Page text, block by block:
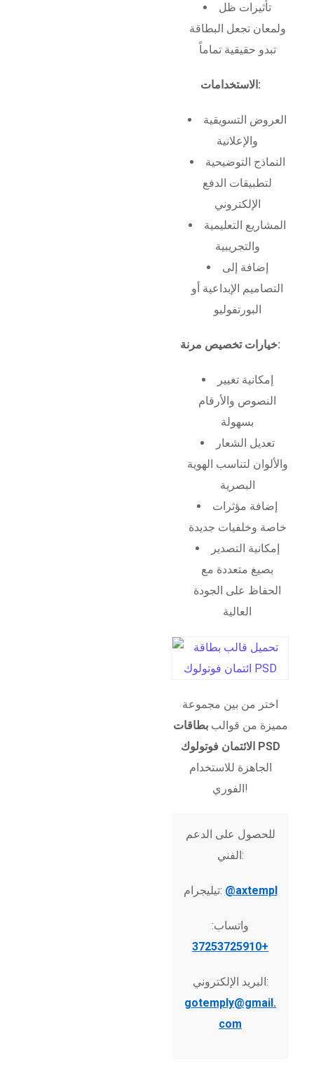
تأثيرات ظل
ولمعان تجعل البطاقة
تبدو حقيقية تماماً
الاستخدامات:
العروض التسويقية
والإعلانية
النماذج التوضيحية
لتطبيقات الدفع
الإلكتروني
المشاريع التعليمية
والتجريبية
إضافة إلى
التصاميم الإبداعية أو
البورتفوليو
خيارات تخصيص مرنة:
إمكانية تغيير
النصوص والأرقام
بسهولة
تعديل الشعار
والألوان لتناسب الهوية
البصرية
إضافة مؤثرات
خاصة وخلفيات جديدة
إمكانية التصدير
بصيغ متعددة مع
الحفاظ على الجودة
العالية
اختر من بين مجموعة
مميزة من قوالببطاقات
الائتمان فوتولوك PSD
الجاهزة للاستخدام
الفوري!
للحصول على الدعم
الفني:
تيليجرام: @axtempl
واتساب:
+37253725910
البريد الإلكتروني:
gotemply@gmail.
com